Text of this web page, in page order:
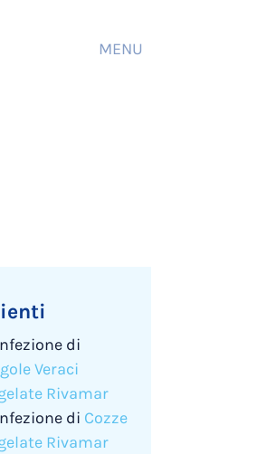
MENU
di
Veraci
Rivamar
di Cozze
Rivamar